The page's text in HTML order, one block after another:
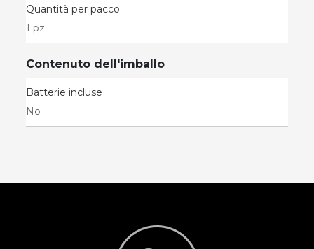
Quantità per pacco
1 pz
Contenuto dell'imballo
Batterie incluse
No